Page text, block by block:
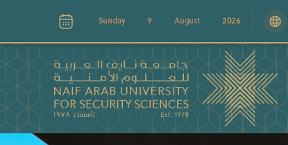
Sunday 9 August 2026